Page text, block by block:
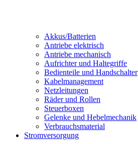
Akkus/Batterien
Antriebe elektrisch
Antriebe mechanisch
Aufrichter und Haltegriffe
Bedienteile und Handschalter
Kabelmanagement
Netzleitungen
Räder und Rollen
Steuerboxen
Gelenke und Hebelmechanik
Verbrauchsmaterial
Stromversorgung